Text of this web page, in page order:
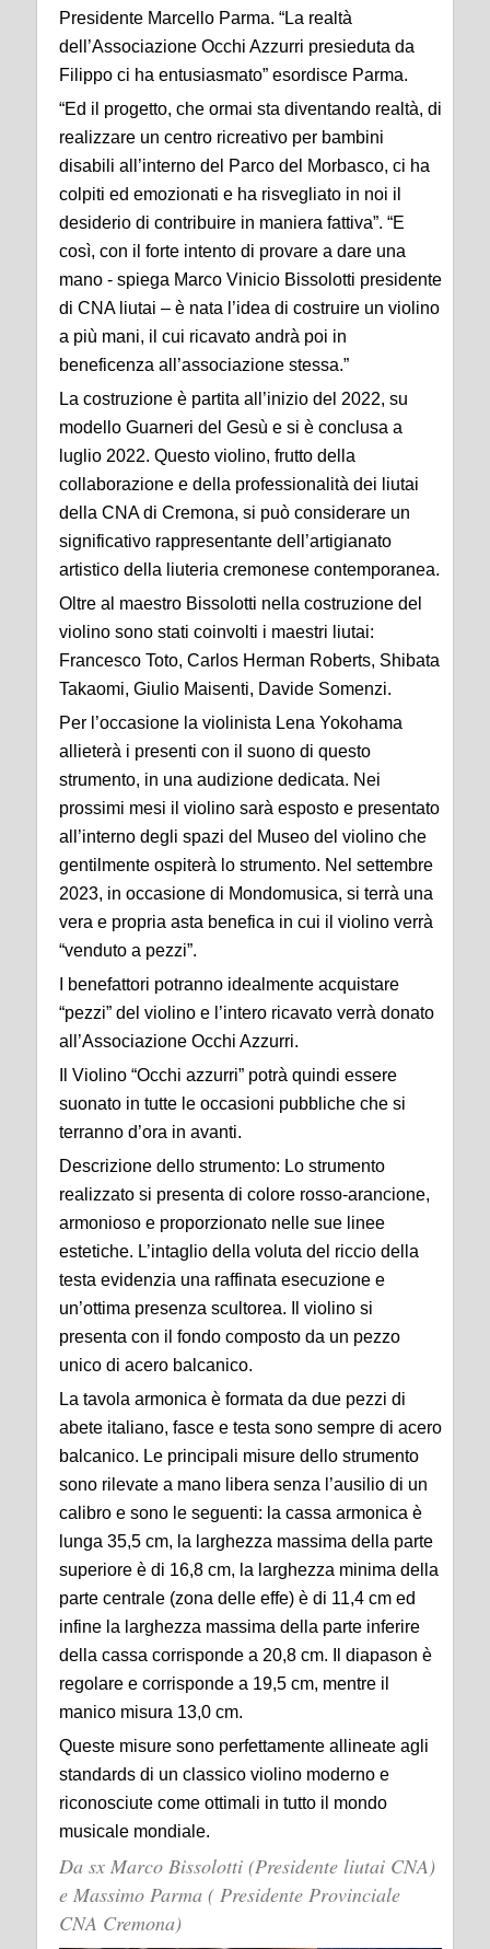
Presidente Marcello Parma. “La realtà
dell’Associazione Occhi Azzurri presieduta da
Filippo ci ha entusiasmato” esordisce Parma.
“Ed il progetto, che ormai sta diventando realtà, di
realizzare un centro ricreativo per bambini
disabili all’interno del Parco del Morbasco, ci ha
colpiti ed emozionati e ha risvegliato in noi il
desiderio di contribuire in maniera fattiva”. “E
così, con il forte intento di provare a dare una
mano - spiega Marco Vinicio Bissolotti presidente
di CNA liutai – è nata l’idea di costruire un violino
a più mani, il cui ricavato andrà poi in
beneficenza all’associazione stessa.”
La costruzione è partita all’inizio del 2022, su
modello Guarneri del Gesù e si è conclusa a
luglio 2022. Questo violino, frutto della
collaborazione e della professionalità dei liutai
della CNA di Cremona, si può considerare un
significativo rappresentante dell’artigianato
artistico della liuteria cremonese contemporanea.
Oltre al maestro Bissolotti nella costruzione del
violino sono stati coinvolti i maestri liutai:
Francesco Toto, Carlos Herman Roberts, Shibata
Takaomi, Giulio Maisenti, Davide Somenzi.
Per l’occasione la violinista Lena Yokohama
allieterà i presenti con il suono di questo
strumento, in una audizione dedicata. Nei
prossimi mesi il violino sarà esposto e presentato
all’interno degli spazi del Museo del violino che
gentilmente ospiterà lo strumento. Nel settembre
2023, in occasione di Mondomusica, si terrà una
vera e propria asta benefica in cui il violino verrà
“venduto a pezzi”.
I benefattori potranno idealmente acquistare
“pezzi” del violino e l’intero ricavato verrà donato
all’Associazione Occhi Azzurri.
Il Violino “Occhi azzurri” potrà quindi essere
suonato in tutte le occasioni pubbliche che si
terranno d’ora in avanti.
Descrizione dello strumento: Lo strumento
realizzato si presenta di colore rosso-arancione,
armonioso e proporzionato nelle sue linee
estetiche. L’intaglio della voluta del riccio della
testa evidenzia una raffinata esecuzione e
un’ottima presenza scultorea. Il violino si
presenta con il fondo composto da un pezzo
unico di acero balcanico.
La tavola armonica è formata da due pezzi di
abete italiano, fasce e testa sono sempre di acero
balcanico. Le principali misure dello strumento
sono rilevate a mano libera senza l’ausilio di un
calibro e sono le seguenti: la cassa armonica è
lunga 35,5 cm, la larghezza massima della parte
superiore è di 16,8 cm, la larghezza minima della
parte centrale (zona delle effe) è di 11,4 cm ed
infine la larghezza massima della parte inferire
della cassa corrisponde a 20,8 cm. Il diapason è
regolare e corrisponde a 19,5 cm, mentre il
manico misura 13,0 cm.
Queste misure sono perfettamente allineate agli
standards di un classico violino moderno e
riconosciute come ottimali in tutto il mondo
musicale mondiale.
Da sx Marco Bissolotti (Presidente liutai CNA)
e Massimo Parma ( Presidente Provinciale
CNA Cremona)